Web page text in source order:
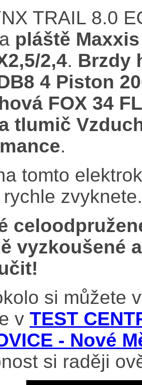
TRAIL 8.0
a pláště
2,4. Brzdy
4 Piston
FOX 34
tlumič
.
tomto
zvyknete.
vyzkoušené
si můžete
v TEST
- Nové
si raději